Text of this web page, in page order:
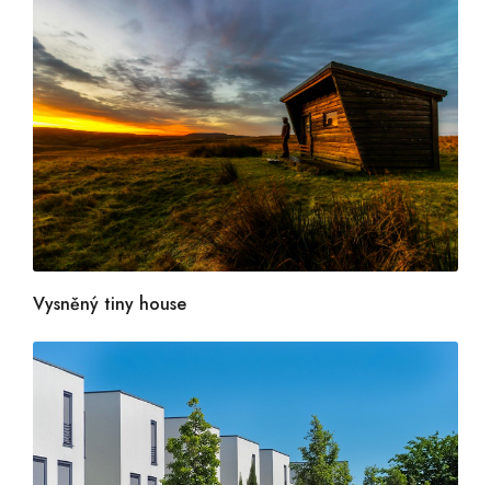
Vysněný tiny house